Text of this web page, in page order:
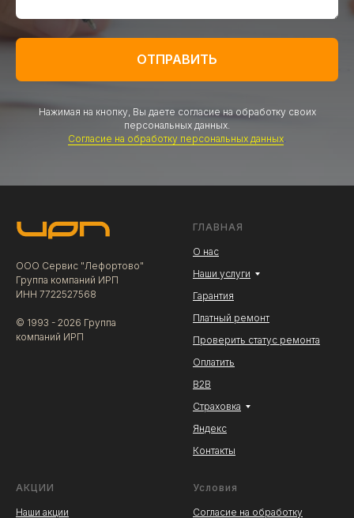
ОТПРАВИТЬ
Нажимая на кнопку, Вы даете согласие на обработку своих
персональных данных.
Согласие на обработку персональных данных.
ООО Сервис "Лефортово"
Группа компаний ИРП
ИНН 7722527568
© 1993 - 2026 Группа
компаний ИРП
ГЛАВНАЯ
О нас
Наши услуги
Гарантия
Платный ремонт
Проверить статус ремонта
Оплатить
В2В
Страховка
Яндекс
Контакты
АКЦИИ
Наши акции
Условия
Согласие на обработку